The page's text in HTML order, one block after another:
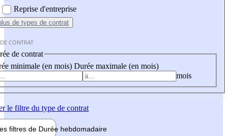
Reprise d'entreprise
de types de contrat
CONTRAT
de contrat
minimale (en mois) Durée maximale (en mois)
mois
le filtre du type de contrat
filtres de Durée hebdomadaire